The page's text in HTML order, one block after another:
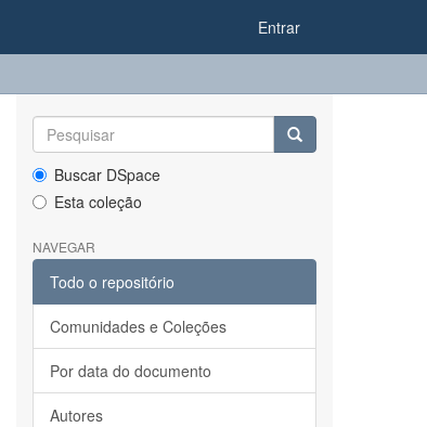
Entrar
Buscar DSpace
Esta coleção
NAVEGAR
Todo o repositório
Comunidades e Coleções
Por data do documento
Autores